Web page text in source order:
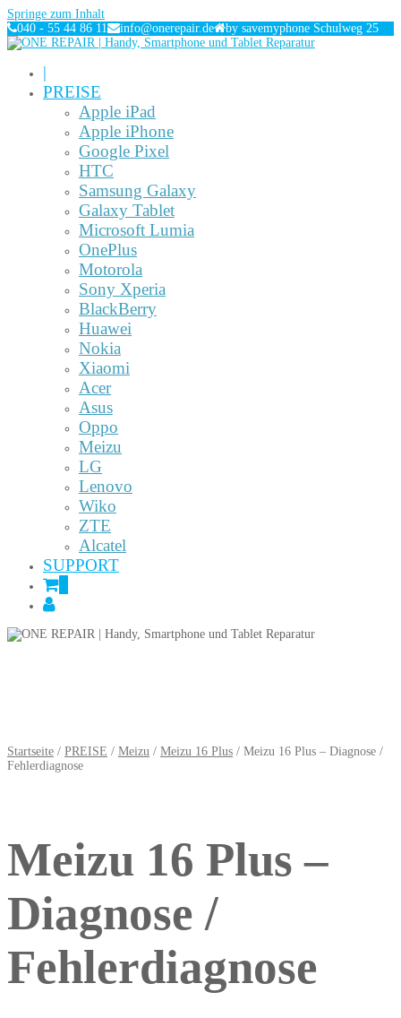
Springe zum Inhalt
040 - 55 44 86 11
info@onerepair.de by savemyphone Schulweg 25
|
PREISE
Apple iPad
Apple iPhone
Google Pixel
HTC
Samsung Galaxy
Galaxy Tablet
Microsoft Lumia
OnePlus
Motorola
Sony Xperia
BlackBerry
Huawei
Nokia
Xiaomi
Acer
Asus
Oppo
Meizu
LG
Lenovo
Wiko
ZTE
Alcatel
SUPPORT
Startseite / PREISE / Meizu / Meizu 16 Plus / Meizu 16 Plus – Diagnose /
Fehlerdiagnose
Meizu 16 Plus –
Diagnose /
Fehlerdiagnose